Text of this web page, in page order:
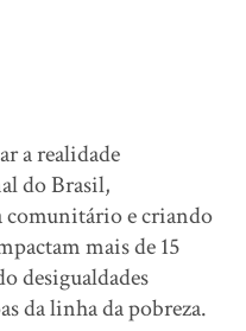
a realidade
do Brasil,
comunitário e criando
mais de 15
desigualdades
da linha da pobreza.